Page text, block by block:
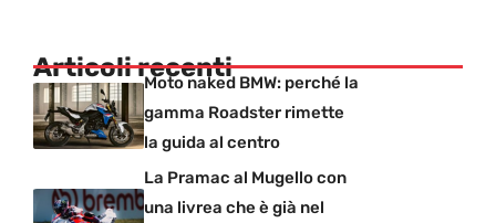
Articoli recentiMoto naked BMW: perché la
gamma Roadster rimette
la guida al centro
La Pramac al Mugello con
una livrea che è già nel